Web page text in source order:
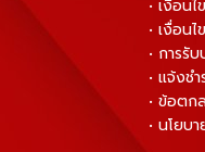
• เงื่อน
• เงื่อน
• การรั
• แจ้งช
• ข้อตก
• นโยบ